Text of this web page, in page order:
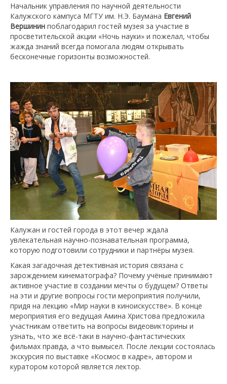
Начальник управления по научной деятельности
Калужского кампуса МГТУ им. Н.Э. Баумана Евгений
Вершинин поблагодарил гостей музея за участие в
просветительской акции «Ночь науки» и пожелал, чтобы
жажда знаний всегда помогала людям открывать
бесконечные горизонты возможностей.
Калужан и гостей города в этот вечер ждала
увлекательная научно-познавательная программа,
которую подготовили сотрудники и партнёры музея.
Какая загадочная детективная история связана с
зарождением кинематографа? Почему учёные принимают
активное участие в создании мечты о будущем? Ответы
на эти и другие вопросы гости мероприятия получили,
придя на лекцию «Мир науки в киноискусстве». В конце
мероприятия его ведущая Амина Христова предложила
участникам ответить на вопросы видеовикторины и
узнать, что же всё-таки в научно-фантастических
фильмах правда, а что вымысел. После лекции состоялась
экскурсия по выставке «Космос в кадре», автором и
куратором которой является лектор.